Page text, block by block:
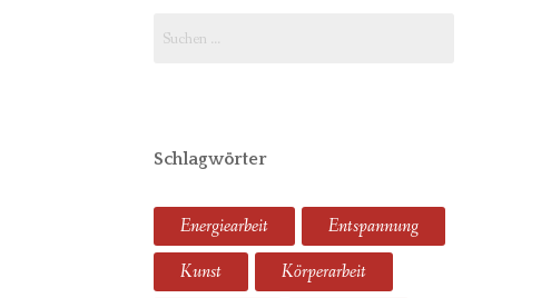
nach:
Schlagwörter
Energiearbeit
Entspannung
Kunst
Körperarbeit